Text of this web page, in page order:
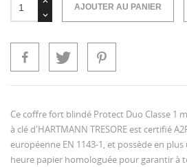
AJOUTER AU PANIER
Ce coffre fort blindé Protect Duo Classe 1
à clé d'HARTMANN TRESORE est certifié
européenne EN 1143-1, et possède en
heure papier homologuée pour garantir à